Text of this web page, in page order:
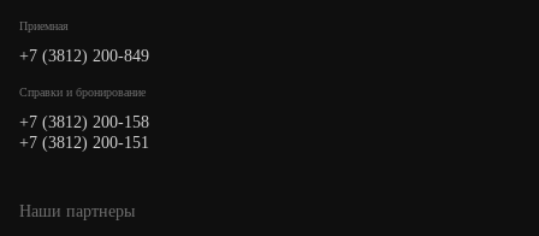
Приемная
+7 (3812) 200-849
Cправки и бронирование
+7 (3812) 200-158
+7 (3812) 200-151
Наши партнеры